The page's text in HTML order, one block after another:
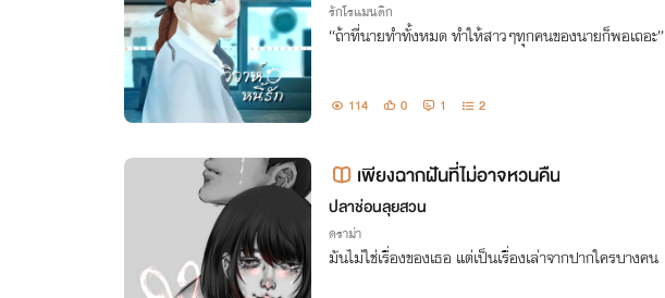
รักโรแมนติก
“ถ้าที่นายทำทั้งหมด ทำให้สาวๆทุกคนของนายก็พอเถอะ”
114 0 1 2
เพียงฉากฝันที่ไม่อาจหวนคืน
ปลาช่อนลุยสวน
ดราม่า
มันไม่ใช่เรื่องของเธอ แต่เป็นเรื่องเล่าจากปากใครบางคน